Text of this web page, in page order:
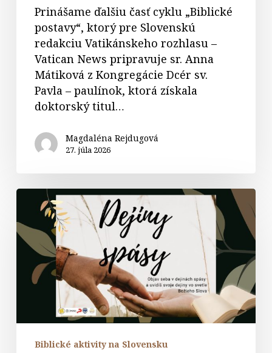
Prinášame ďalšiu časť cyklu „Biblické
postavy“, ktorý pre Slovenskú
redakciu Vatikánskeho rozhlasu –
Vatican News pripravuje sr. Anna
Mátiková z Kongregácie Dcér sv.
Pavla – paulínok, ktorá získala
doktorský titul…
Magdaléna Rejdugová
27. júla 2026
Kurz
Dejiny
spásy
Biblické aktivity na Slovensku